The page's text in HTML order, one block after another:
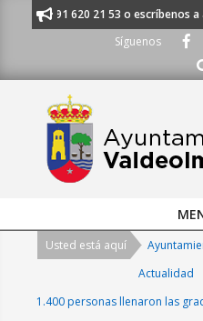
al 91 620 21 53 o escríbenos
Síguenos
Navigation
Usted está aquí
Actualidad
1.400 personas llenaron las